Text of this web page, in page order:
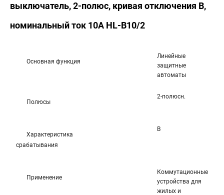
выключатель, 2-полюс, кривая отключения B,
номинальный ток 10А HL-B10/2
Основная функция
Линейные
защитные
автоматы
Полюсы
2-полюсн.
Характеристика
срабатывания
B
Применение
Коммутационные
устройства для
жилых и